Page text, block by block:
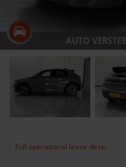
Full operational lease deze: